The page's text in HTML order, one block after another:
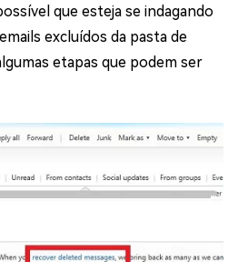
que esteja se indagando
excluídos da pasta de
etapas que podem ser